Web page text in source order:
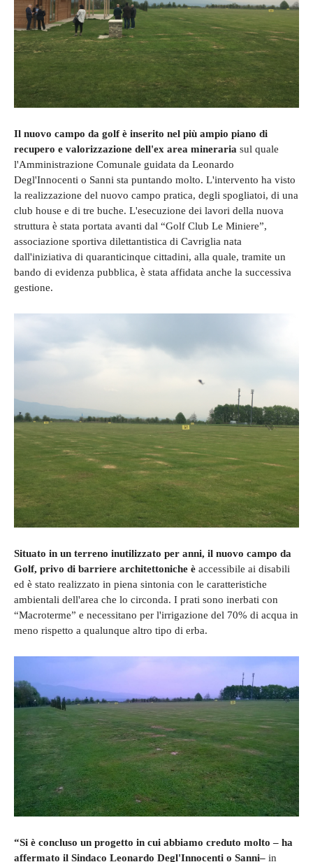
Il nuovo campo da golf è inserito nel più ampio piano di
recupero e valorizzazione dell'ex area mineraria sul quale
l'Amministrazione Comunale guidata da Leonardo
Degl'Innocenti o Sanni sta puntando molto. L'intervento ha visto
la realizzazione del nuovo campo pratica, degli spogliatoi, di una
club house e di tre buche. L'esecuzione dei lavori della nuova
struttura è stata portata avanti dal “Golf Club Le Miniere”,
associazione sportiva dilettantistica di Cavriglia nata
dall'iniziativa di quaranticinque cittadini, alla quale, tramite un
bando di evidenza pubblica, è stata affidata anche la successiva
gestione.
Situato in un terreno inutilizzato per anni, il nuovo campo da
Golf, privo di barriere architettoniche è accessibile ai disabili
ed è stato realizzato in piena sintonia con le caratteristiche
ambientali dell'area che lo circonda. I prati sono inerbati con
“Macroterme” e necessitano per l'irrigazione del 70% di acqua in
meno rispetto a qualunque altro tipo di erba.
“Si è concluso un progetto in cui abbiamo creduto molto – ha
affermato il Sindaco Leonardo Degl'Innocenti o Sanni– in